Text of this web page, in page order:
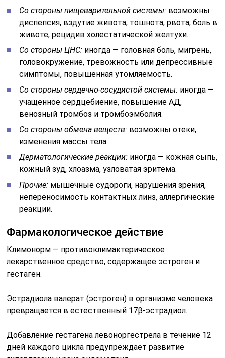
Со стороны пищеварительной системы: возможны
диспепсия, вздутие живота, тошнота, рвота, боль в
животе, рецидив холестатической желтухи.
Со стороны ЦНС: иногда — головная боль, мигрень,
головокружение, тревожность или депрессивные
симптомы, повышенная утомляемость.
Со стороны сердечно-сосудистой системы: иногда —
учащенное сердцебиение, повышение АД,
венозный тромбоз и тромбоэмболия.
Со стороны обмена веществ: возможны отеки,
изменения массы тела.
Дерматологические реакции: иногда — кожная сыпь,
кожный зуд, хлоазма, узловатая эритема.
Прочие: мышечные судороги, нарушения зрения,
непереносимость контактных линз, аллергические
реакции.
Фармакологическое действие
Климонорм — противоклимактерическое
лекарственное средство, содержащее эстроген и
гестаген.
Эстрадиола валерат (эстроген) в организме человека
превращается в естественный 17β-эстрадиол.
Добавление гестагена левоноргестрела в течение 12
дней каждого цикла предупреждает развитие